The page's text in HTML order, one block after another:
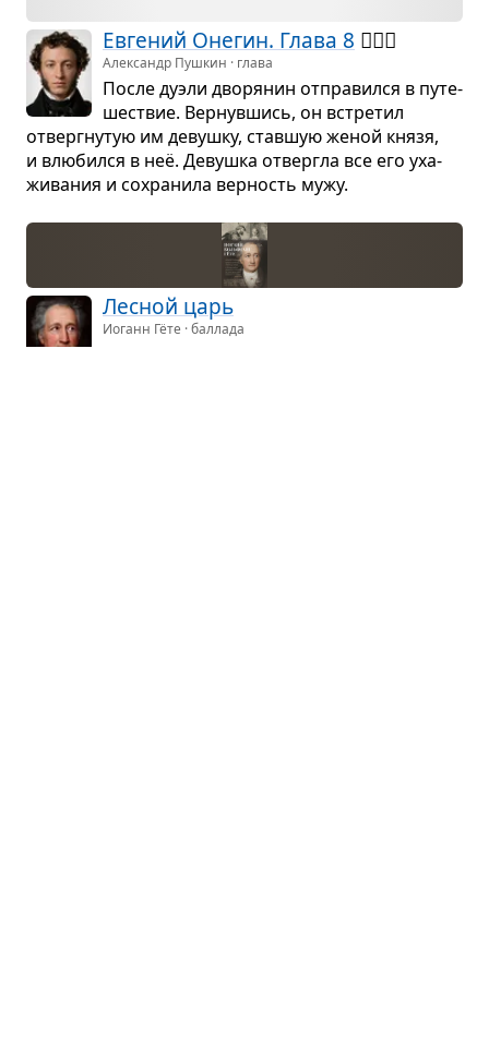
Евге­ний Оне­гин. Глава 8 🙅🏻‍♀️
Александр Пушкин · глава
После дуэли дво­ря­нин отпра­вился в путе­
ше­ствие. Вер­нув­шись, он встре­тил
отверг­ну­тую им девушку, став­шую женой князя,
и влю­бился в неё. Девушка отвергла все его уха­
жи­ва­ния и сохра­нила вер­ность мужу.
Лес­ной царь
Иоганн Гёте · баллада